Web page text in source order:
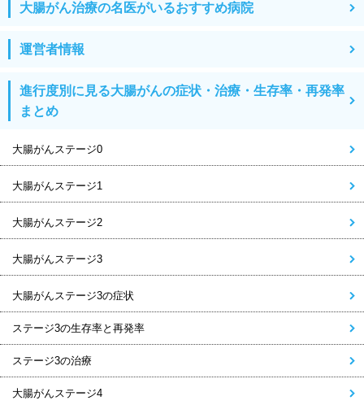
大腸がん治療の名医がいるおすすめ病院
運営者情報
進行度別に見る大腸がんの症状・治療・生存率・再発率
まとめ
大腸がんステージ0
大腸がんステージ1
大腸がんステージ2
大腸がんステージ3
大腸がんステージ3の症状
ステージ3の生存率と再発率
ステージ3の治療
大腸がんステージ4